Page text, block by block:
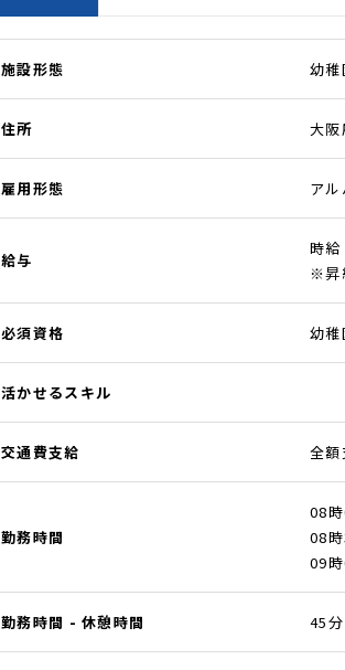
施設形態 幼稚
住所 大阪
雇用形態 ア
給与
時
※昇
必須資格 幼
活かせるスキル
交通費支給 全額
勤務時間
08
08
09
勤務時間 - 休憩時間 45分